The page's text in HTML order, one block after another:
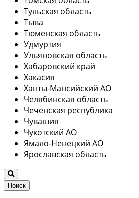
Тульская область
Тыва
Тюменская область
Удмуртия
Ульяновская область
Хабаровский край
Хакасия
Ханты-Мансийский АО
Челябинская область
Чеченская республика
Чувашия
Чукотский АО
Ямало-Ненецкий АО
Ярославская область
Поиск